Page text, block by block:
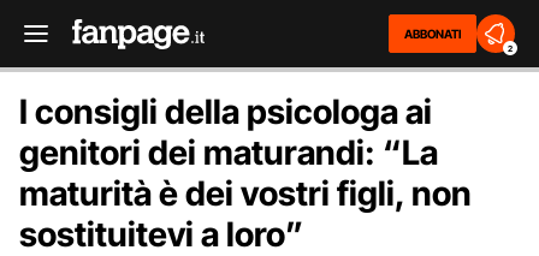
ABBONATI
2
I consigli della psicologa ai
genitori dei maturandi: “La
maturità è dei vostri figli, non
sostituitevi a loro”